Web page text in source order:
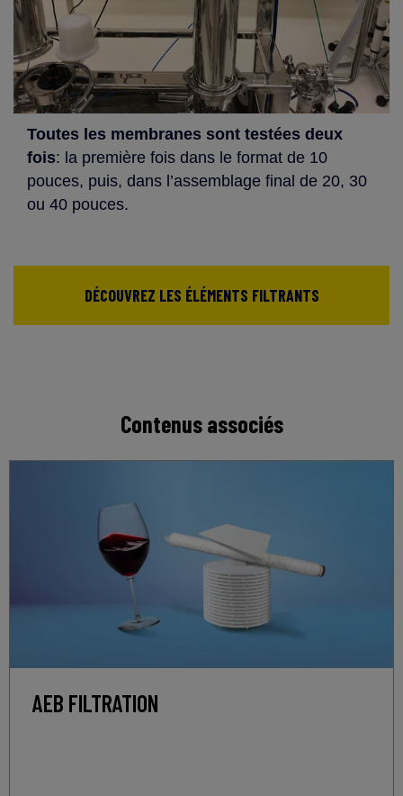
Toutes les membranes sont testées deux
fois: la première fois dans le format de 10
pouces, puis, dans l’assemblage final de 20, 30
ou 40 pouces.
DÉCOUVREZ LES ÉLÉMENTS FILTRANTS
Contenus associés
AEB FILTRATION